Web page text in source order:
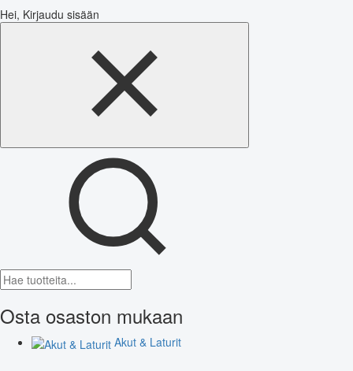
Hei, Kirjaudu sisään
Osta osaston mukaan
Akut & Laturit